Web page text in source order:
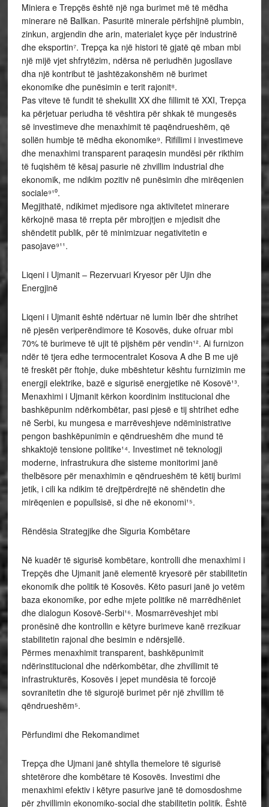
Miniera e Trepçës është një nga burimet më të mëdha
minerare në Ballkan. Pasuritë minerale përfshijnë plumbin,
zinkun, argjendin dhe arin, materialet kyçe për industrinë
dhe eksportin⁷. Trepça ka një histori të gjatë që mban mbi
një mijë vjet shfrytëzim, ndërsa në periudhën jugosllave
dha një kontribut të jashtëzakonshëm në burimet
ekonomike dhe punësimin e terit rajonit⁸.
Pas viteve të fundit të shekullit XX dhe fillimit të XXI, Trepça
ka përjetuar periudha të vështira për shkak të mungesës
së investimeve dhe menaxhimit të paqëndrueshëm, që
sollën humbje të mëdha ekonomike⁹. Rifillimi i investimeve
dhe menaxhimi transparent paraqesin mundësi për rikthim
të fuqishëm të kësaj pasurie në zhvillim industrial dhe
ekonomik, me ndikim pozitiv në punësimin dhe mirëqenien
sociale⁹¹⁰.
Megjithatë, ndikimet mjedisore nga aktivitetet minerare
kërkojnë masa të rrepta për mbrojtjen e mjedisit dhe
shëndetit publik, për të minimizuar negativitetin e
pasojave⁹¹¹.
Liqeni i Ujmanit – Rezervuari Kryesor për Ujin dhe
Energjinë
Liqeni i Ujmanit është ndërtuar në lumin Ibër dhe shtrihet
në pjesën veriperëndimore të Kosovës, duke ofruar mbi
70% të burimeve të ujit të pijshëm për vendin¹². Ai furnizon
ndër të tjera edhe termocentralet Kosova A dhe B me ujë
të freskët për ftohje, duke mbështetur kështu furnizimin me
energji elektrike, bazë e sigurisë energjetike në Kosovë¹³.
Menaxhimi i Ujmanit kërkon koordinim institucional dhe
bashkëpunim ndërkombëtar, pasi pjesë e tij shtrihet edhe
në Serbi, ku mungesa e marrëveshjeve ndëministrative
pengon bashkëpunimin e qëndrueshëm dhe mund të
shkaktojë tensione politike¹⁴. Investimet në teknologji
moderne, infrastrukura dhe sisteme monitorimi janë
thelbësore për menaxhimin e qëndrueshëm të këtij burimi
jetik, i cili ka ndikim të drejtpërdrejtë në shëndetin dhe
mirëqenien e popullsisë, si dhe në ekonomi¹⁵.
Rëndësia Strategjike dhe Siguria Kombëtare
Në kuadër të sigurisë kombëtare, kontrolli dhe menaxhimi i
Trepçës dhe Ujmanit janë elementë kryesorë për stabilitetin
ekonomik dhe politik të Kosovës. Këto pasuri janë jo vetëm
baza ekonomike, por edhe mjete politike në marrëdhëniet
dhe dialogun Kosovë-Serbi¹⁶. Mosmarrëveshjet mbi
pronësinë dhe kontrollin e këtyre burimeve kanë rrezikuar
stabilitetin rajonal dhe besimin e ndërsjellë.
Përmes menaxhimit transparent, bashkëpunimit
ndërinstitucional dhe ndërkombëtar, dhe zhvillimit të
infrastrukturës, Kosovës i jepet mundësia të forcojë
sovranitetin dhe të sigurojë burimet për një zhvillim të
qëndrueshëm⁵.
Përfundimi dhe Rekomandimet
Trepça dhe Ujmani janë shtylla themelore të sigurisë
shtetërore dhe kombëtare të Kosovës. Investimi dhe
menaxhimi efektiv i këtyre pasurive janë të domosdoshme
për zhvillimin ekonomiko-social dhe stabilitetin politik. Është